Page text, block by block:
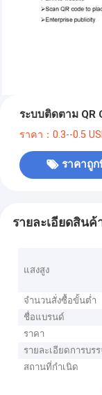
ระบบติดตาม QR
ราคา：0.3--0.5
ราคาถู
รายละเอียดสินค้
แสงสูง
จำนวนสั่งซื้อขั้นต่ำ
ชื่อแบรนด์
ราคา
รายละเอียดการบรร
สถานที่กำเนิด